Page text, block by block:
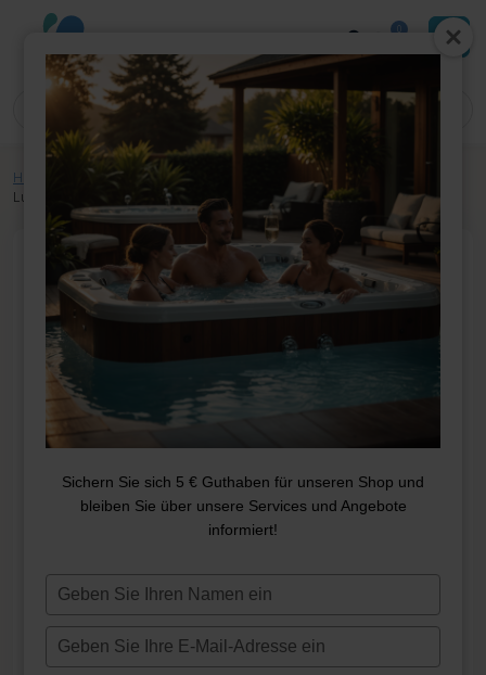
0
Home Whirlpool-Teile Pumpen »Spa Teneriffa
Luxus
SPA TENERIFFA LUXUS
4.090,00€
Auf Lager
Sichern Sie sich 5 € Guthaben für unseren Shop und
bleiben Sie über unsere Services und Angebote
informiert!
Typ
naam
Typ